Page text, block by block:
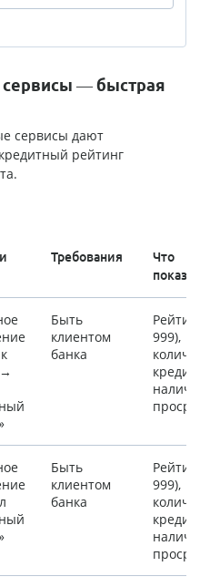
сервисы — быстрая
сервисы дают
рейтинг
Требования
Что
Быть
клиентом
банка
999),
Быть
клиентом
банка
999),